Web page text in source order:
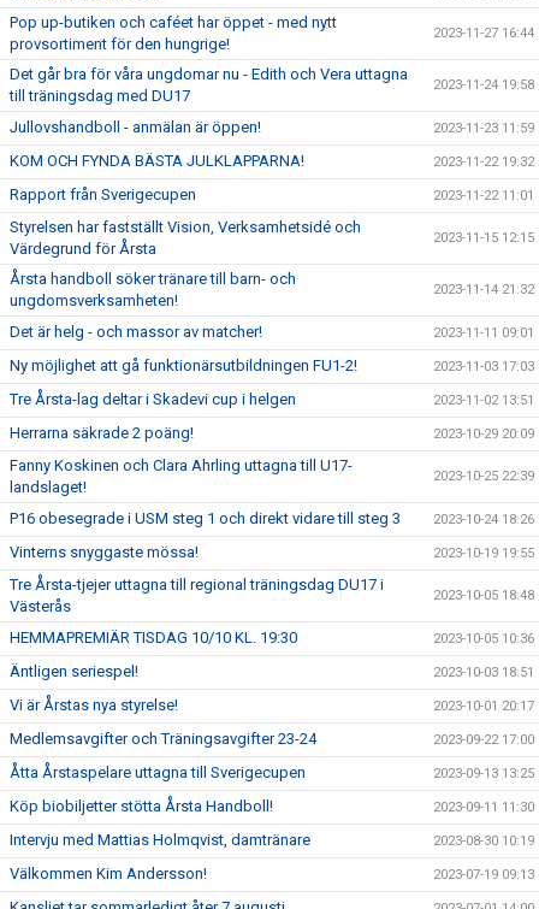
Pop up-butiken och caféet har öppet - med nytt
provsortiment för den hungrige!
2023-11-27 16:44
Det går bra för våra ungdomar nu - Edith och Vera uttagna
till träningsdag med DU17
2023-11-24 19:58
Jullovshandboll - anmälan är öppen! 2023-11-23 11:59
KOM OCH FYNDA BÄSTA JULKLAPPARNA! 2023-11-22 19:32
Rapport från Sverigecupen 2023-11-22 11:01
Styrelsen har fastställt Vision, Verksamhetsidé och
Värdegrund för Årsta
2023-11-15 12:15
Årsta handboll söker tränare till barn- och
ungdomsverksamheten!
2023-11-14 21:32
Det är helg - och massor av matcher! 2023-11-11 09:01
Ny möjlighet att gå funktionärsutbildningen FU1-2! 2023-11-03 17:03
Tre Årsta-lag deltar i Skadevi cup i helgen 2023-11-02 13:51
Herrarna säkrade 2 poäng! 2023-10-29 20:09
Fanny Koskinen och Clara Ahrling uttagna till U17-
landslaget!
2023-10-25 22:39
P16 obesegrade i USM steg 1 och direkt vidare till steg 3 2023-10-24 18:26
Vinterns snyggaste mössa! 2023-10-19 19:55
Tre Årsta-tjejer uttagna till regional träningsdag DU17 i
Västerås
2023-10-05 18:48
HEMMAPREMIÄR TISDAG 10/10 KL. 19:30 2023-10-05 10:36
Äntligen seriespel! 2023-10-03 18:51
Vi är Årstas nya styrelse! 2023-10-01 20:17
Medlemsavgifter och Träningsavgifter 23-24 2023-09-22 17:00
Åtta Årstaspelare uttagna till Sverigecupen 2023-09-13 13:25
Köp biobiljetter stötta Årsta Handboll! 2023-09-11 11:30
Intervju med Mattias Holmqvist, damtränare 2023-08-30 10:19
Välkommen Kim Andersson! 2023-07-19 09:13